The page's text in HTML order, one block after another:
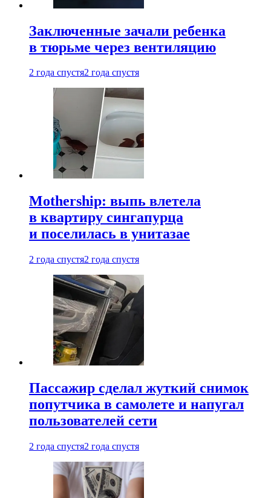
Заключенные зачали ребенка
в тюрьме через вентиляцию
2 года спустя2 года спустя
Mothership: выпь влетела
в квартиру сингапурца
и поселилась в унитазае
2 года спустя2 года спустя
Пассажир сделал жуткий снимок
попутчика в самолете и напугал
пользователей сети
2 года спустя2 года спустя